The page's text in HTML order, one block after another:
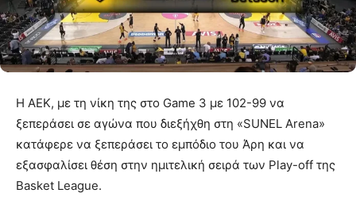
Η ΑΕΚ, με τη νίκη της στο Game 3 με 102-99 να
ξεπεράσει σε αγώνα που διεξήχθη στη «SUNEL Arena»
κατάφερε να ξεπεράσει το εμπόδιο του Άρη και να
εξασφαλίσει θέση στην ημιτελική σειρά των Play-off της
Basket League.